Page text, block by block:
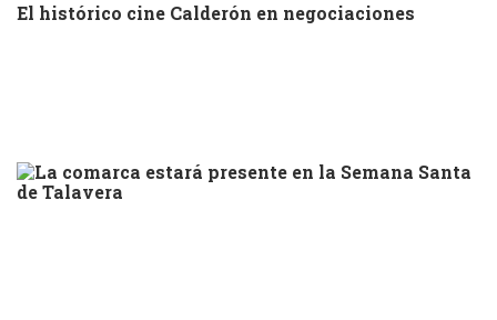
El histórico cine Calderón en negociaciones